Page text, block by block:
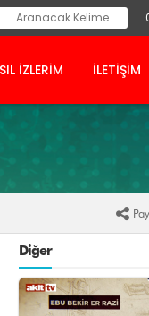
İZLERİM İLETİŞİM
Diğer